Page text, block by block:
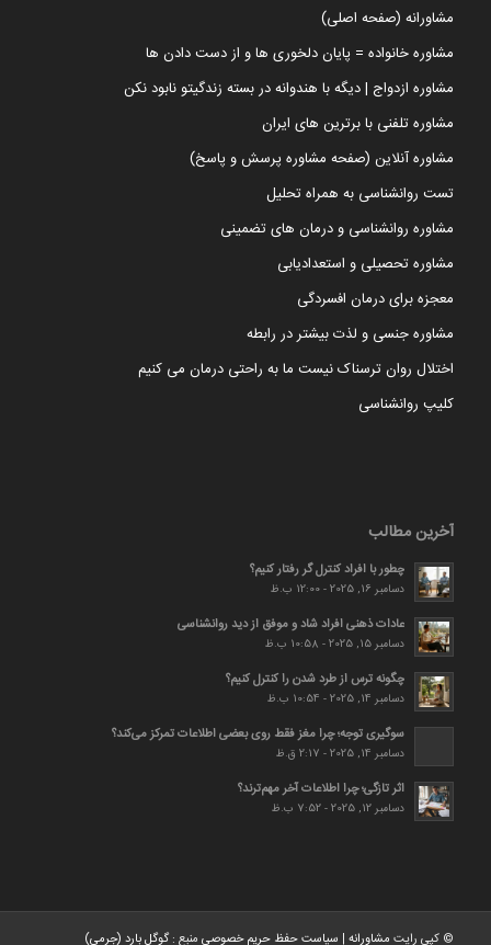
مشاورانه (صفحه اصلی)
مشاوره خانواده = پایان دلخوری ها و از دست دادن ها
مشاوره ازدواج | دیگه با هندوانه در بسته زندگیتو نابود نکن
مشاوره تلفنی با برترین های ایران
مشاوره آنلاین (صفحه مشاوره پرسش و پاسخ)
تست روانشناسی به همراه تحلیل
مشاوره روانشناسی و درمان های تضمینی
مشاوره تحصیلی و استعدادیابی
معجزه برای درمان افسردگی
مشاوره جنسی و لذت بیشتر در رابطه
اختلال روان ترسناک نیست ما به راحتی درمان می کنیم
کلیپ روانشناسی
آخرین مطالب
چطور با افراد کنترل گر رفتار کنیم؟
دسامبر 16, 2025 - 12:00 ب.ظ
عادات ذهنی افراد شاد و موفق از دید روانشناسی
دسامبر 15, 2025 - 10:58 ب.ظ
چگونه ترس از طرد شدن را کنترل کنیم؟
دسامبر 14, 2025 - 10:54 ب.ظ
سوگیری توجه؛ چرا مغز فقط روی بعضی اطلاعات تمرکز می‌کند؟
دسامبر 14, 2025 - 2:17 ق.ظ
اثر تازگی؛ چرا اطلاعات آخر مهم‌ترند؟
دسامبر 12, 2025 - 7:52 ب.ظ
© کپی رایت مشاورانه| سیاست حفظ حریم خصوصیمنبع :گوگل بارد (جرمی)